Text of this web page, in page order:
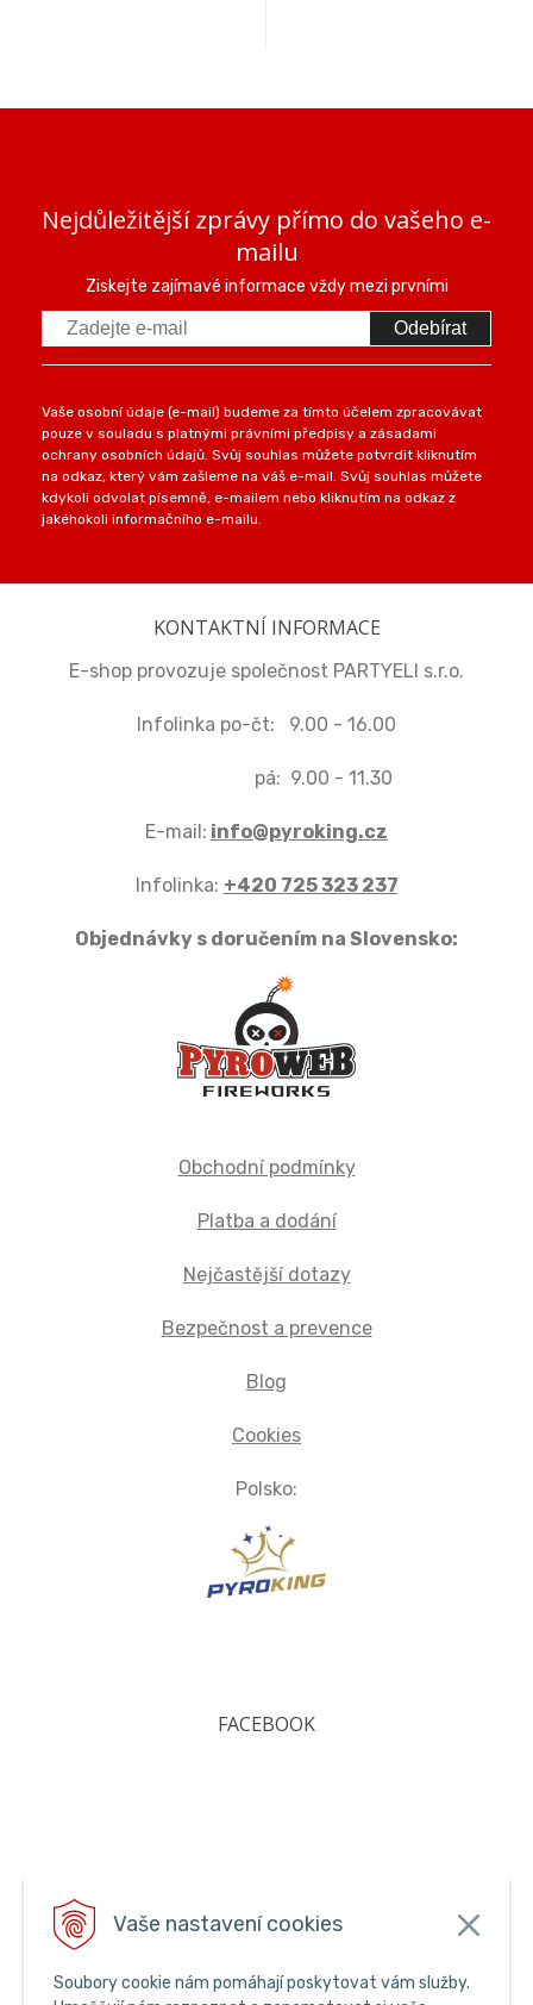
Vaše nastavení cookies
Soubory cookie nám pomáhají poskytovat vám služby.
Nejdůležitější zprávy přímo do vašeho e-
mailu
Ziskejte zajímavé informace vždy mezi prvními
Odebírat
Vaše osobní údaje (e-mail) budeme za tímto účelem zpracovávat
pouze v souladu s platnými právními předpisy a zásadami
ochrany osobních údajů. Svůj souhlas můžete potvrdit kliknutím
na odkaz, který vám zašleme na váš e-mail. Svůj souhlas můžete
kdykoli odvolat písemně, e-mailem nebo kliknutím na odkaz z
jakéhokoli informačního e-mailu.
KONTAKTNÍ INFORMACE
E-shop provozuje společnost PARTYELI s.r.o.
Infolinka po-čt: 9.00 - 16.00
pá: 9.00 - 11.30
E-mail: info@pyroking.cz
Infolinka: +420 725 323 237
Objednávky s doručením na Slovensko:
Obchodní podmínky
Platba a dodání
Nejčastější dotazy
Bezpečnost a prevence
Blog
Cookies
Polsko:
FACEBOOK